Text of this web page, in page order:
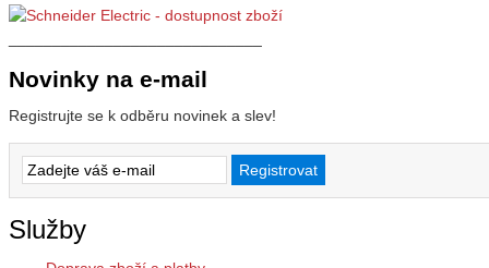
Novinky na e-mail
Registrujte se k odběru novinek a slev!
Služby